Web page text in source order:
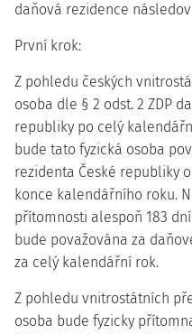
daňová rezidence
První krok:
Z pohledu českých
osoba dle § 2 odst. 2 ZDP
republiky po celý
bude tato fyzická osoba
rezidenta České republiky
konce kalendářního roku.
přítomnosti alespoň 183
bude považována za
za celý kalendářní rok.
Z pohledu vnitrostátních
osoba bude fyzicky